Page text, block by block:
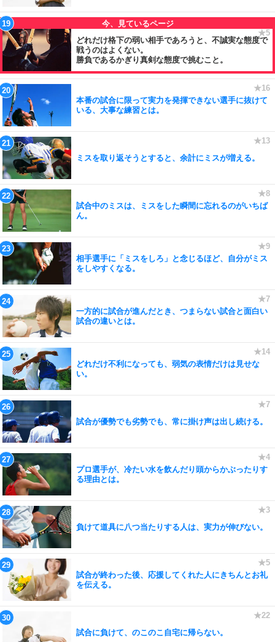
どれだけ格下の弱い相手であろうと、不誠実な態度で
戦うのはよくない。
勝負であるかぎり真剣な態度で挑むこと。
本番の試合に限って実力を発揮できない選手に抜けて
いる、大事な練習とは。
ミスを取り返そうとすると、余計にミスが増える。
試合中のミスは、ミスをした瞬間に忘れるのがいちば
ん。
相手選手に「ミスをしろ」と念じるほど、自分がミス
をしやすくなる。
一方的に試合が進んだとき、つまらない試合と面白い
試合の違いとは。
どれだけ不利になっても、弱気の表情だけは見せな
い。
試合が優勢でも劣勢でも、常に掛け声は出し続ける。
プロ選手が、冷たい水を飲んだり頭からかぶったりす
る理由とは。
負けて道具に八つ当たりする人は、実力が伸びない。
試合が終わった後、応援してくれた人にきちんとお礼
を伝える。
試合に負けて、のこのこ自宅に帰らない。